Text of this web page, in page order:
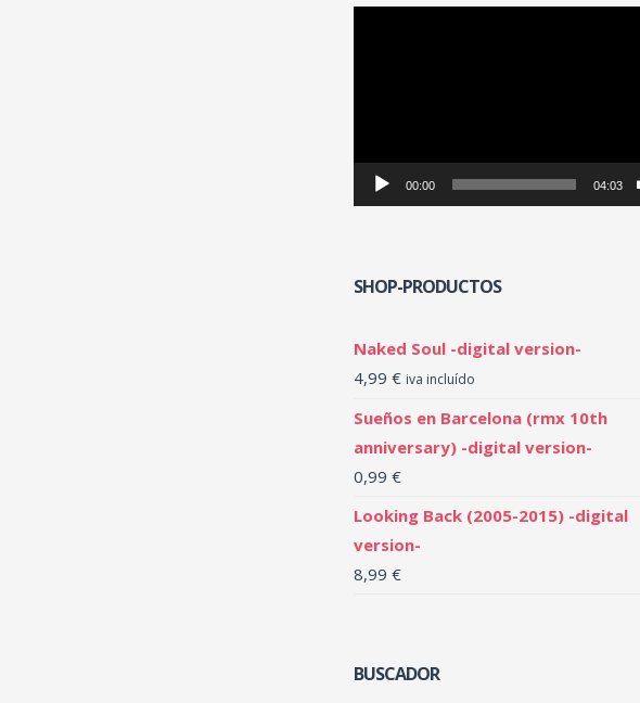
00:00 04:03
SHOP-PRODUCTOS
Naked Soul -digital version-
4,99 € iva incluído
Sueños en Barcelona (rmx 10th
anniversary) -digital version-
0,99 €
Looking Back (2005-2015) -digital
version-
8,99 €
BUSCADOR